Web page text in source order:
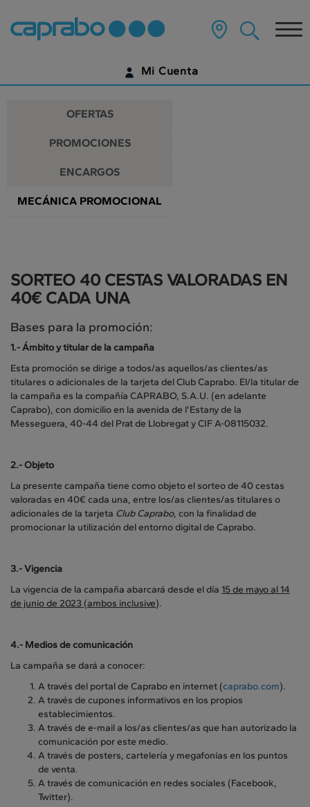
Promociones
y
descuentos
en
nuestros
supermercados
contenido
página
Mi Cuenta
¿AÚN NO TIENES UNA CUENTA DIGITAL?
OFERTAS
PROMOCIONES
ENCARGOS
MECÁNICA PROMOCIONAL
SORTEO 40 CESTAS VALORADAS EN
40€ CADA UNA
Bases para la promoción:
1.-Ámbito y titular de la campaña
Esta promoción se dirige a todos/as aquellos/as clientes/as
titulares o adicionales de la tarjeta del Club Caprabo. El/la titular de
la campaña es la compañía CAPRABO, S.A.U. (en adelante
Caprabo), con domicilio en la avenida de l’Estany de la
Messeguera, 40-44 del Prat de Llobregat y CIF A-08115032.
2.-Objeto
La presente campaña tiene como objeto el sorteo de 40 cestas
valoradas en 40€ cada una, entre los/as clientes/as titulares o
adicionales de la tarjeta Club Caprabo, con la finalidad de
promocionar la utilización del entorno digital de Caprabo.
3.-Vigencia
La vigencia de la campaña abarcará desde el día 15 de mayo al 14
de junio de 2023 (ambos inclusive).
4.- Medios de comunicación
La campaña se dará a conocer:
A través del portal de Caprabo en internet (caprabo.com).
A través de cupones informativos en los propios
establecimientos.
A través de e-mail a los/as clientes/as que han autorizado la
comunicación por este medio.
A través de posters, cartelería y megafonías en los puntos
de venta.
A través de comunicación en redes sociales (Facebook,
Twitter).